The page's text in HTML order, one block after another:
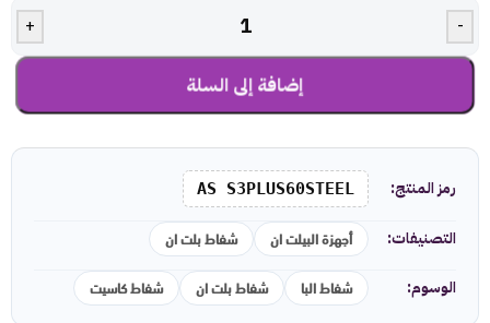
-
+
إضافة إلى السلة
رمز المنتج: AS S3PLUS60STEEL
التصنيفات: أجهزة البيلت ان شفاط بلت ان
الوسوم: شفاط البا شفاط بلت ان شفاط كاسيت